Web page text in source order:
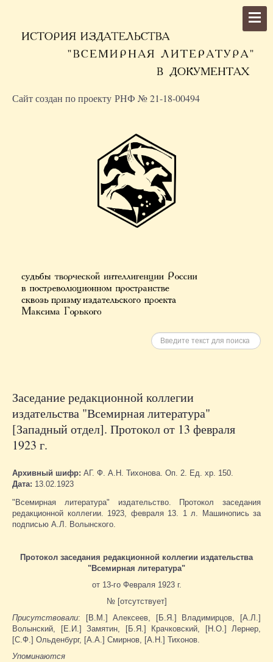
Сайт создан по проекту РНФ № 21-18-00494
Искать
Заседание редакционной коллегии
издательства "Всемирная литература"
[Западный отдел]. Протокол от 13 февраля
1923 г.
Архивный шифр: АГ. Ф. А.Н. Тихонова. Оп. 2. Ед. хр. 150.
Дата: 13.02.1923
"Всемирная литература" издательство. Протокол заседания
редакционной коллегии. 1923, февраля 13. 1 л. Машинопись за
подписью А.Л. Волынского.
Протокол заседания редакционной коллегии издательства
"Всемирная литература"
от 13-го Февраля 1923 г.
№ [отсутствует]
Присутствовали: [В.М.] Алексеев, [Б.Я.] Владимирцов, [А.Л.]
Волынский, [Е.И.] Замятин, [Б.Я.] Крачковский, [Н.О.] Лернер,
[С.Ф.] Ольденбург, [А.А.] Смирнов, [А.Н.] Тихонов.
Упоминаются